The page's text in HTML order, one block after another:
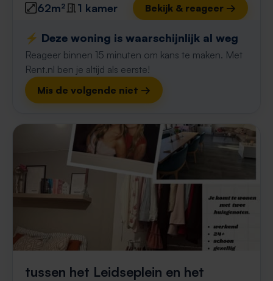
62m² 1 kamer Bekijk & reageer →
⚡️ Deze woning is waarschijnlijk al weg
Reageer binnen 15 minuten om kans te maken. Met
Rent.nl ben je altijd als eerste!
Mis de volgende niet →
tussen het Leidseplein en het